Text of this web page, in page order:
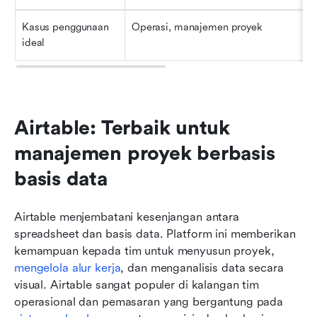
Kasus penggunaan
ideal
Operasi, manajemen proyek
Airtable: Terbaik untuk
manajemen proyek berbasis
basis data
Airtable menjembatani kesenjangan antara
spreadsheet dan basis data. Platform ini memberikan
mengelola alur kerja, dan menganalisis data secara
visual. Airtable sangat populer di kalangan tim